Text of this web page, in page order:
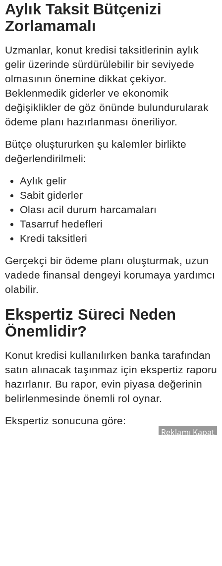
Aylık Taksit Bütçenizi
Zorlamamalı
Uzmanlar, konut kredisi taksitlerinin aylık
gelir üzerinde sürdürülebilir bir seviyede
olmasının önemine dikkat çekiyor.
Beklenmedik giderler ve ekonomik
değişiklikler de göz önünde bulundurularak
ödeme planı hazırlanması öneriliyor.
Bütçe oluştururken şu kalemler birlikte
değerlendirilmeli:
Aylık gelir
Sabit giderler
Olası acil durum harcamaları
Tasarruf hedefleri
Kredi taksitleri
Gerçekçi bir ödeme planı oluşturmak, uzun
vadede finansal dengeyi korumaya yardımcı
olabilir.
Ekspertiz Süreci Neden
Önemlidir?
Konut kredisi kullanılırken banka tarafından
satın alınacak taşınmaz için ekspertiz raporu
hazırlanır. Bu rapor, evin piyasa değerinin
belirlenmesinde önemli rol oynar.
Ekspertiz sonucuna göre:
Reklamı Kapat